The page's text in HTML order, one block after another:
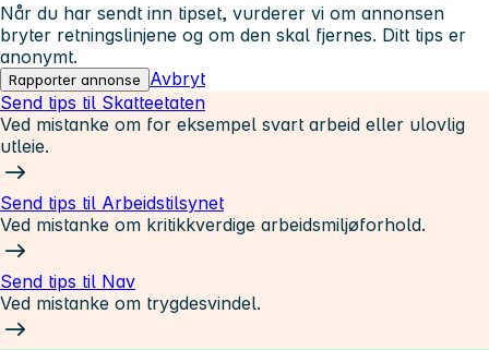
Når du har sendt inn tipset, vurderer vi om annonsen
bryter retningslinjene og om den skal fjernes. Ditt tips er
anonymt.
Rapporter annonse
Avbryt
Send tips til Skatteetaten
Ved mistanke om for eksempel svart arbeid eller ulovlig
utleie.
Send tips til Arbeidstilsynet
Ved mistanke om kritikkverdige arbeidsmiljøforhold.
Send tips til Nav
Ved mistanke om trygdesvindel.